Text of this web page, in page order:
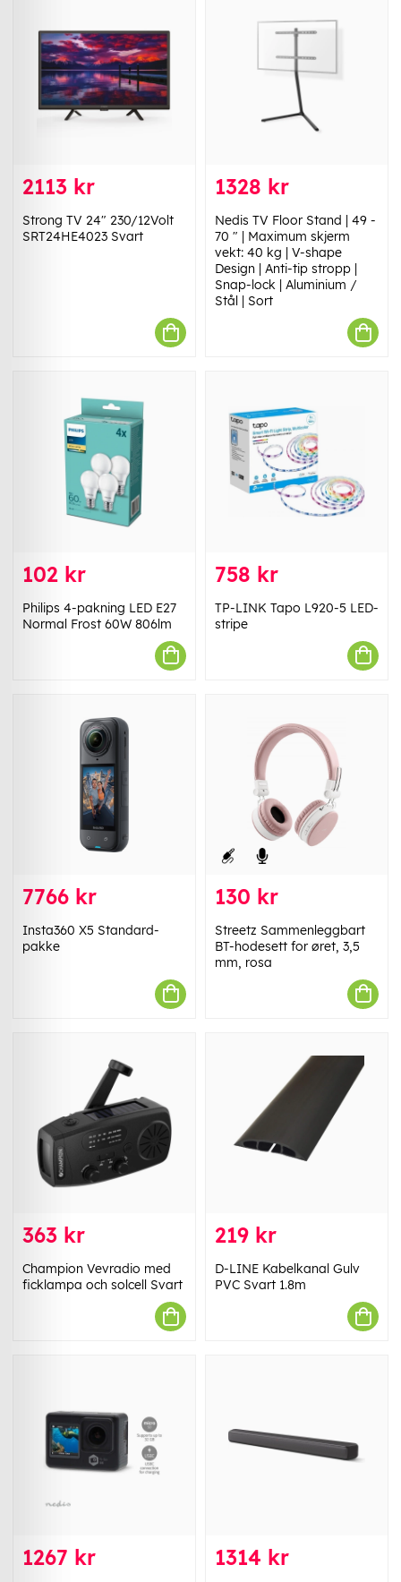
2113 kr
Strong TV 24" 230/12Volt
SRT24HE4023 Svart
1328 kr
Nedis TV Floor Stand | 49 -
70 " | Maximum skjerm
vekt: 40 kg | V-shape
Design | Anti-tip stropp |
Snap-lock | Aluminium /
Stål | Sort
102 kr
Philips 4-pakning LED E27
Normal Frost 60W 806lm
758 kr
TP-LINK Tapo L920-5 LED-
stripe
7766 kr
Insta360 X5 Standard-
pakke
130 kr
Streetz Sammenleggbart
BT-hodesett for øret, 3,5
mm, rosa
363 kr
Champion Vevradio med
ficklampa och solcell Svart
219 kr
D-LINE Kabelkanal Gulv
PVC Svart 1.8m
1267 kr 1314 kr